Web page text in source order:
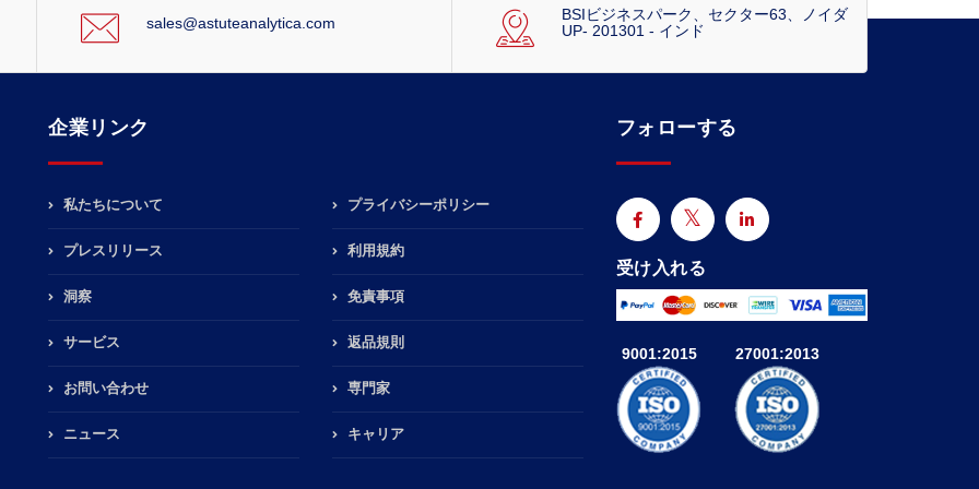
sales@astuteanalytica.com
BSIビジネスパーク、セクター63、ノイダ
UP- 201301 - インド
企業リンク
私たちについて
プレスリリース
洞察
サービス
お問い合わせ
ニュース
プライバシーポリシー
利用規約
免責事項
返品規則
専門家
キャリア
フォローする
受け入れる
9001:2015 27001:2013